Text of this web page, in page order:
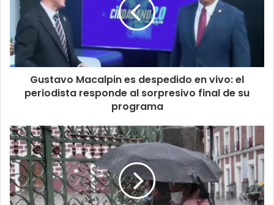
Gustavo Macalpin es despedido en vivo: el
periodista responde al sorpresivo final de su
programa